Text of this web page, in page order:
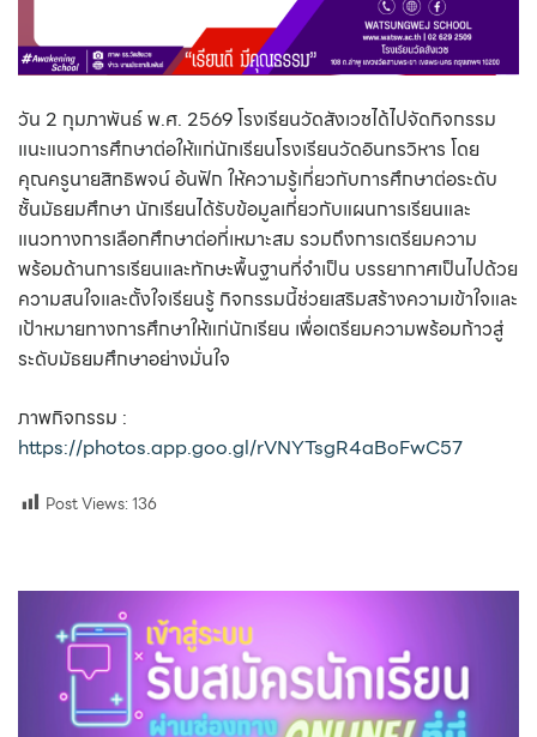
วัน 2 กุมภาพันธ์ พ.ศ. 2569 โรงเรียนวัดสังเวชได้ไปจัดกิจกรรม
แนะแนวการศึกษาต่อให้แก่นักเรียนโรงเรียนวัดอินทรวิหาร โดย
คุณครูนายสิทธิพจน์ อ้นฟัก ให้ความรู้เกี่ยวกับการศึกษาต่อระดับ
ชั้นมัธยมศึกษา นักเรียนได้รับข้อมูลเกี่ยวกับแผนการเรียนและ
แนวทางการเลือกศึกษาต่อที่เหมาะสม รวมถึงการเตรียมความ
พร้อมด้านการเรียนและทักษะพื้นฐานที่จำเป็น บรรยากาศเป็นไปด้วย
ความสนใจและตั้งใจเรียนรู้ กิจกรรมนี้ช่วยเสริมสร้างความเข้าใจและ
เป้าหมายทางการศึกษาให้แก่นักเรียน เพื่อเตรียมความพร้อมก้าวสู่
ระดับมัธยมศึกษาอย่างมั่นใจ
ภาพกิจกรรม :
https://photos.app.goo.gl/rVNYTsgR4aBoFwC57
Post Views:136